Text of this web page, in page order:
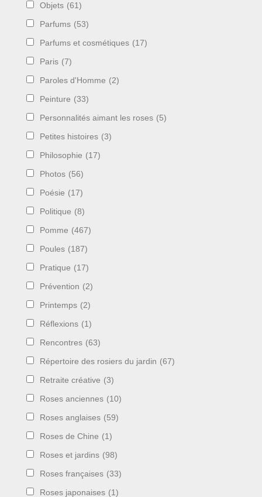
Objets (61)
Parfums (53)
Parfums et cosmétiques (17)
Paris (7)
Paroles d'Homme (2)
Peinture (33)
Personnalités aimant les roses (5)
Petites histoires (3)
Philosophie (17)
Photos (56)
Poésie (17)
Politique (8)
Pomme (467)
Poules (187)
Pratique (17)
Prévention (2)
Printemps (2)
Réflexions (1)
Rencontres (63)
Répertoire des rosiers du jardin (67)
Retraite créative (3)
Roses anciennes (10)
Roses anglaises (59)
Roses de Chine (1)
Roses et jardins (98)
Roses françaises (33)
Roses japonaises (1)